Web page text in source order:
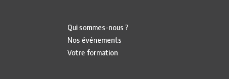
Qui sommes-nous ?
Nos événements
Votre formation